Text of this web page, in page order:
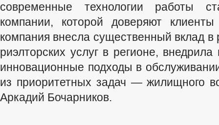
современные технологии работы
компании, которой доверяют
компания внесла существенный вклад
риэлторских услуг в регионе,
инновационные подходы в
из приоритетных задач — жилищного
Аркадий Бочарников.